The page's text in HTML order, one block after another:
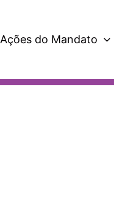
Ações do Mandato